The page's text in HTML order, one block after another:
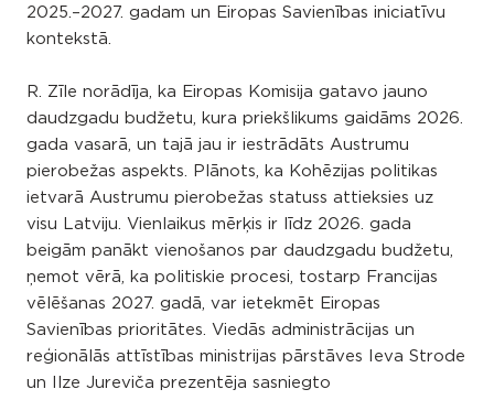
2025.–2027. gadam un Eiropas Savienības iniciatīvu
kontekstā.
R. Zīle norādīja, ka Eiropas Komisija gatavo jauno
daudzgadu budžetu, kura priekšlikums gaidāms 2026.
gada vasarā, un tajā jau ir iestrādāts Austrumu
pierobežas aspekts. Plānots, ka Kohēzijas politikas
ietvarā Austrumu pierobežas statuss attieksies uz
visu Latviju. Vienlaikus mērķis ir līdz 2026. gada
beigām panākt vienošanos par daudzgadu budžetu,
ņemot vērā, ka politiskie procesi, tostarp Francijas
vēlēšanas 2027. gadā, var ietekmēt Eiropas
Savienības prioritātes. Viedās administrācijas un
reģionālās attīstības ministrijas pārstāves Ieva Strode
un Ilze Jureviča prezentēja sasniegto